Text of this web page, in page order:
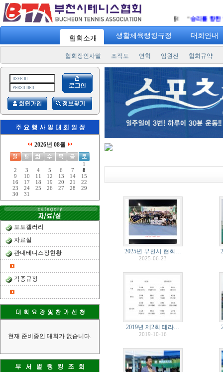
" 스포츠 7330" 일주일에 3번! 하루 30분 운동! " 승리를 향한 열
협회소개 생활체육랭킹규정 대회안내
협회장인사말 조직도 연혁 임원진 협회규약
2026년 08월
1
2
3 4 5 6 7
8
9
10 11 12 13 14
15
16
17 18 19 20 21
22
23
24 25 26 27 28
29
30
31
포토갤러리
자료실
관내테니스장현황
각종규정
현재 준비중인 대회가 없습니다.
2025년 부천시 협회…
2025-06-23
2019년 제2회 테라…
2019-10-16